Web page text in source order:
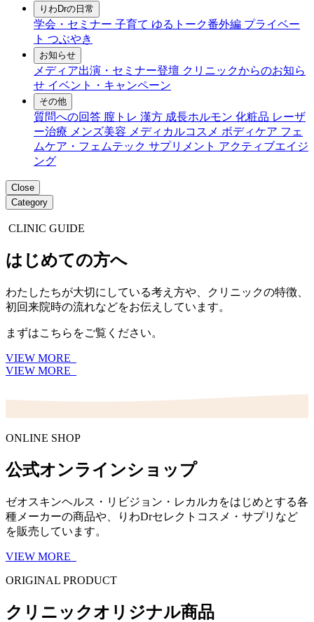
りわDrの日常
学会・セミナー 子育て ゆるトーク番外編 プライベー
ト つぶやき
お知らせ
メディア出演・セミナー登壇 クリニックからのお知ら
せ イベント・キャンペーン
その他
質問への回答 膣トレ 漢方 成長ホルモン 化粧品 レーザ
ー治療 メンズ美容 メディカルコスメ ボディケア フェ
ムケア・フェムテック サプリメント アクティブエイジ
ング
Close
Category
CLINIC GUIDE
はじめての方へ
わたしたちが大切にしている考え方や、クリニックの特徴、
初回来院時の流れなどをお伝えしています。
まずはこちらをご覧ください。
VIEW MORE
VIEW MORE
ONLINE SHOP
公式オンラインショップ
ゼオスキンヘルス・リビジョン・レカルカをはじめとする各
種メーカーの商品や、りわDrセレクトコスメ・サプリなど
を販売しています。
VIEW MORE
ORIGINAL PRODUCT
クリニックオリジナル商品